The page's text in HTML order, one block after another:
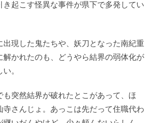
き起こす怪異な事件が県下で多発してい
出現した鬼たちや、妖刀となった南紀重
解かれたのも、どうやら結界の弱体化が
。
も突然結界が破れたとこがあって、ほ
寺さんじょ。あっこは先だって住職代わ